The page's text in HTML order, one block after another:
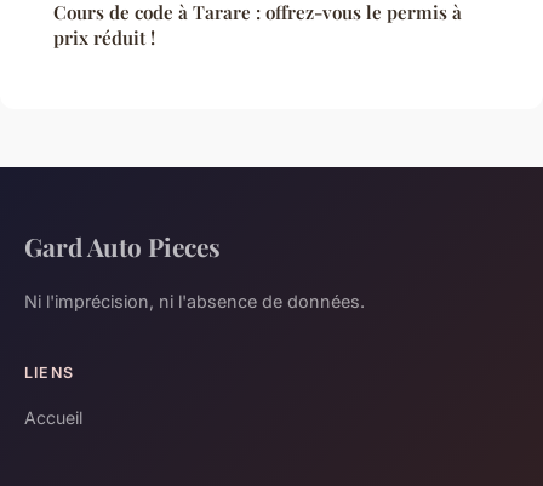
Cours de code à Tarare : offrez-vous le permis à
prix réduit !
Gard Auto Pieces
Ni l'imprécision, ni l'absence de données.
LIENS
Accueil